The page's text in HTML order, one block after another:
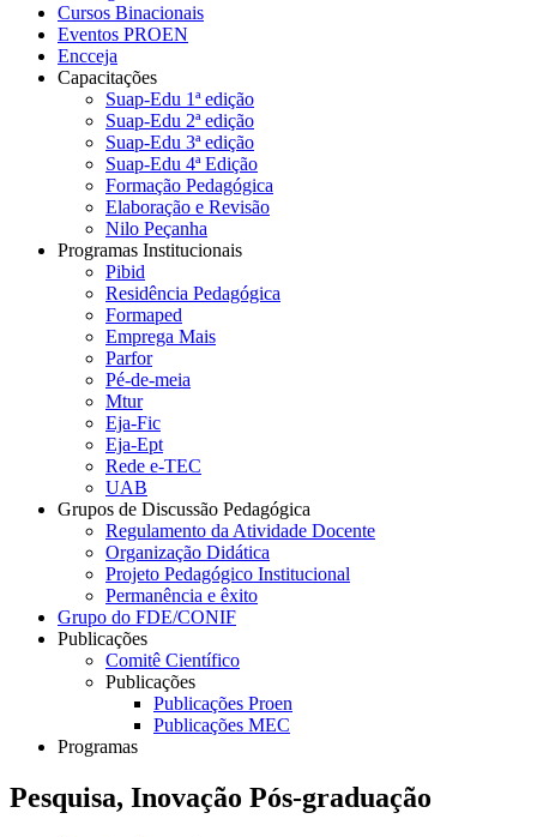
Cursos Binacionais
Eventos PROEN
Encceja
Capacitações
Suap-Edu 1ª edição
Suap-Edu 2ª edição
Suap-Edu 3ª edição
Suap-Edu 4ª Edição
Formação Pedagógica
Elaboração e Revisão
Nilo Peçanha
Programas Institucionais
Pibid
Residência Pedagógica
Formaped
Emprega Mais
Parfor
Pé-de-meia
Mtur
Eja-Fic
Eja-Ept
Rede e-TEC
UAB
Grupos de Discussão Pedagógica
Regulamento da Atividade Docente
Organização Didática
Projeto Pedagógico Institucional
Permanência e êxito
Grupo do FDE/CONIF
Publicações
Comitê Científico
Publicações
Publicações Proen
Publicações MEC
Programas
Pesquisa, Inovação Pós-graduação